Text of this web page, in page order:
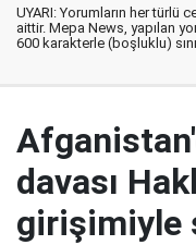
UYARI: Yorumların her türlü
aittir. Mepa News, yapılan
600 karakterle (boşluklu)
davası
girişimiyle